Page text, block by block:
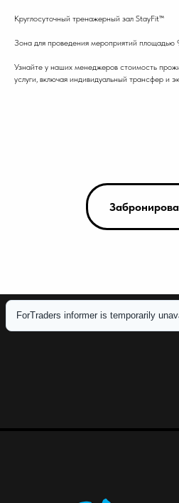
Круглосуточный тренажерный зал StayFit™
Зона для проведения мероприятий площадью
Узнайте у наших менеджеров стоимость
услуги, включая индивидуальный трансфер и